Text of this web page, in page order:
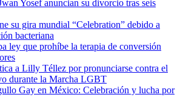
Yosef anuncian su divorcio tras seis
su gira mundial “Celebration” debido a
bacteriana
ley que prohíbe la terapia de conversión
a Lilly Téllez por pronunciarse contra el
durante la Marcha LGBT
Gay en México: Celebración y lucha por